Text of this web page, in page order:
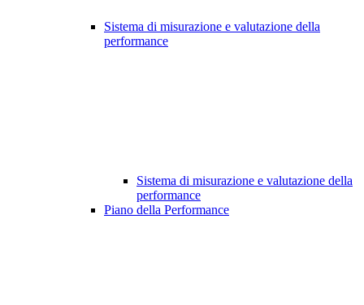
Sistema di misurazione e valutazione della
performance
Sistema di misurazione e valutazione della
performance
Piano della Performance